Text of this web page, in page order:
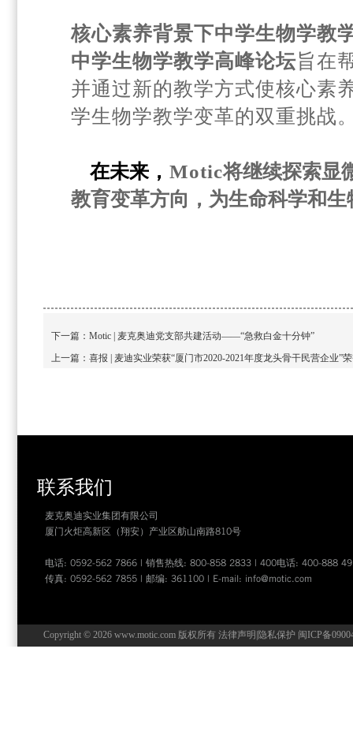
核心素养背景下中学生物学教
中学生物学教学高峰论坛旨在
并通过新的教学方式使核心素
学生物学教学变革的双重挑战
在未来 ，Motic将继续探索显
教育变革方向，为生命科学和
下一篇： Motic | 麦克奥迪党支部共建活动——“急救白金十分钟”
上一篇： 喜报 | 麦迪实业荣获“厦门市2020-2021年度龙头骨干民营企业”
联系我们
麦克奥迪实业集团有限公司
厦门火炬高新区（翔安）产业区舫山南路810号
电话: 0592-562 7866 | 销售热线: 800-858 2833 | 400电话: 400-888
传真: 0592-562 7855 | 邮编: 361100 | E-mail: info@motic.com
Copyright © 2026 www.motic.com 版权所有 法律声明 隐私保护 闽ICP备